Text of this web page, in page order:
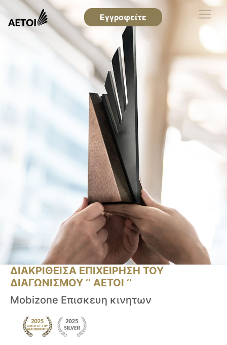
Εγγραφείτε
ΔΙΑΚΡΙΘΕΙΣΑ ΕΠΙΧΕΙΡΗΣΗ ΤΟΥ
ΔΙΑΓΩΝΙΣΜΟΥ ‘’ ΑΕΤΟΙ ‘’
Mobizone Επισκευη κινητων